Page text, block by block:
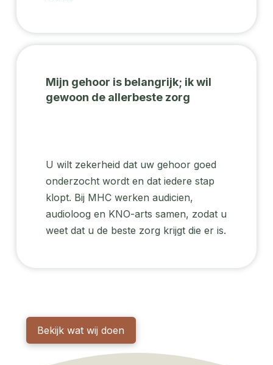
Mijn gehoor is belangrijk; ik wil
gewoon de allerbeste zorg
U wilt zekerheid dat uw gehoor goed
onderzocht wordt en dat iedere stap
klopt. Bij MHC werken audicien,
audioloog en KNO-arts samen, zodat u
weet dat u de beste zorg krijgt die er is.
Bekijk wat wij doen